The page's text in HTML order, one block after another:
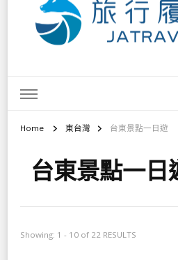
Home 東台灣 台東景點一日遊
台東景點一日
Showing: 1 - 10 of 22 RESULTS